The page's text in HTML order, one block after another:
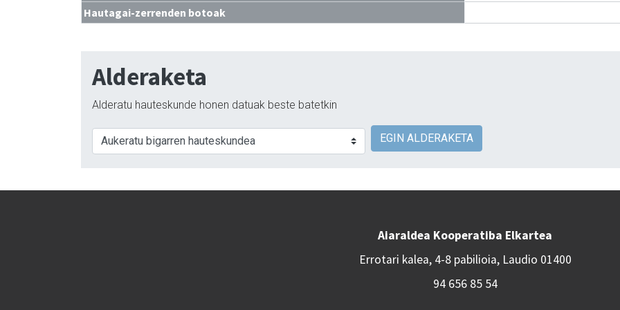
Hautagai-zerrenden botoak
Alderaketa
Alderatu hauteskunde honen datuak beste batetkin
EGIN ALDERAKETA
Aiaraldea Kooperatiba Elkartea
Errotari kalea, 4-8 pabilioia, Laudio 01400
94 656 85 54